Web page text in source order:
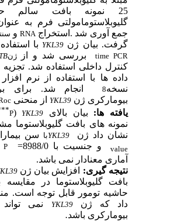
نمونه بافت سالم حاشیه تومور
فرم به عنوان نمونه
کنترل
.استخراج RNA و سنتزcDNA صورت
ژن YKL39 با استفاده از روشReal-
بررسی شد و ازژن ACTB
به عنوان
داخلی استفاده شد. تجزیه و تحلیل آماری
با استفاده از نرم افزار GraphPad Prism
انجام شد
برای بررسی ارزش
ژنYKL39 از منحنیRocاستفاده شد.
بیان بالایYKL39
(
P
****
<0001/0) در
های بافت گلیوبلاستوما مشاهده شد.بیان
YKL39 با سن بیماران با2971/0
=
و جنسیتبا 8988/0=
P
value از لحاظ
معنادار نمی باشد.
افزایش بیان ژنYKL39 در نمونه های
گلیوبلاستوما در مقایسه با بافت سالم
تومور قابل توجه است.منحنی Rocنشان
YKL39
نمی تواند دارای ارزش
باشد.